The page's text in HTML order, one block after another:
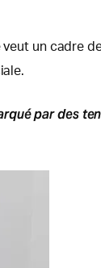
veut un cadre
par des